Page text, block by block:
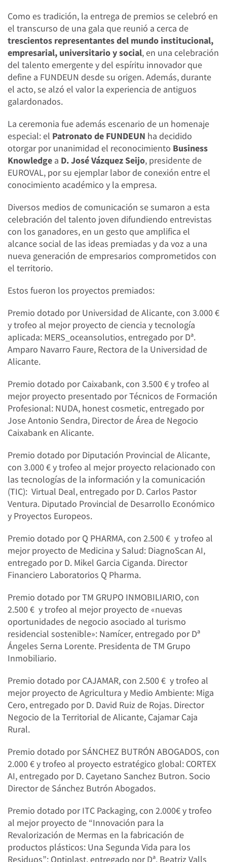
Como es tradición, la entrega de premios se celebró en
el transcurso de una gala que reunió a cerca de
trescientos representantes del mundo institucional,
empresarial, universitario y social, en una celebración
del talento emergente y del espíritu innovador que
define a FUNDEUN desde su origen. Además, durante
el acto, se alzó el valor la experiencia de antiguos
galardonados.
La ceremonia fue además escenario de un homenaje
especial: el Patronato de FUNDEUN ha decidido
otorgar por unanimidad el reconocimiento Business
Knowledge a D. José Vázquez Seijo, presidente de
EUROVAL, por su ejemplar labor de conexión entre el
conocimiento académico y la empresa.
Diversos medios de comunicación se sumaron a esta
celebración del talento joven difundiendo entrevistas
con los ganadores, en un gesto que amplifica el
alcance social de las ideas premiadas y da voz a una
nueva generación de empresarios comprometidos con
el territorio.
Estos fueron los proyectos premiados:
Premio dotado por Universidad de Alicante, con 3.000 €
y trofeo al mejor proyecto de ciencia y tecnología
aplicada: MERS_oceansolutios, entregado por Dª.
Amparo Navarro Faure, Rectora de la Universidad de
Alicante.
Premio dotado por Caixabank, con 3.500 € y trofeo al
mejor proyecto presentado por Técnicos de Formación
Profesional: NUDA, honest cosmetic, entregado por
Jose Antonio Sendra, Director de Área de Negocio
Caixabank en Alicante.
Premio dotado por Diputación Provincial de Alicante,
con 3.000 € y trofeo al mejor proyecto relacionado con
las tecnologías de la información y la comunicación
(TIC): Virtual Deal, entregado por D. Carlos Pastor
Ventura. Diputado Provincial de Desarrollo Económico
y Proyectos Europeos.
Premio dotado por Q PHARMA, con 2.500 € y trofeo al
mejor proyecto de Medicina y Salud: DiagnoScan AI,
entregado por D. Mikel Garcia Ciganda. Director
Financiero Laboratorios Q Pharma.
Premio dotado por TM GRUPO INMOBILIARIO, con
2.500 € y trofeo al mejor proyecto de «nuevas
oportunidades de negocio asociado al turismo
residencial sostenible»: Namícer, entregado por Dª
Ángeles Serna Lorente. Presidenta de TM Grupo
Inmobiliario.
Premio dotado por CAJAMAR, con 2.500 € y trofeo al
mejor proyecto de Agricultura y Medio Ambiente: Miga
Cero, entregado por D. David Ruiz de Rojas. Director
Negocio de la Territorial de Alicante, Cajamar Caja
Rural.
Premio dotado por SÁNCHEZ BUTRÓN ABOGADOS, con
2.000 € y trofeo al proyecto estratégico global: CORTEX
AI, entregado por D. Cayetano Sanchez Butron. Socio
Director de Sánchez Butrón Abogados.
Premio dotado por ITC Packaging, con 2.000€ y trofeo
al mejor proyecto de “Innovación para la
Revalorización de Mermas en la fabricación de
productos plásticos: Una Segunda Vida para los
Residuos”: Optiplast, entregado por Dª. Beatriz Valls